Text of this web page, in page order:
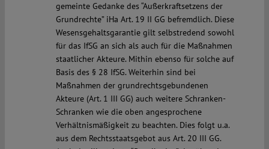
gemeinte Gedanke des “Außerkraftsetzens der
Grundrechte” iHa Art. 19 II GG befremdlich. Diese
Wesensgehaltsgarantie gilt selbstredend sowohl
für das IfSG an sich als auch für die Maßnahmen
staatlicher Akteure. Mithin ebenso für solche auf
Basis des § 28 IfSG. Weiterhin sind bei
Maßnahmen der grundrechtsgebundenen
Akteure (Art. 1 III GG) auch weitere Schranken-
Schranken wie die oben angesprochene
Verhältnismäßigkeit zu beachten. Dies folgt u.a.
aus dem Rechtsstaatsgebot aus Art. 20 III GG.